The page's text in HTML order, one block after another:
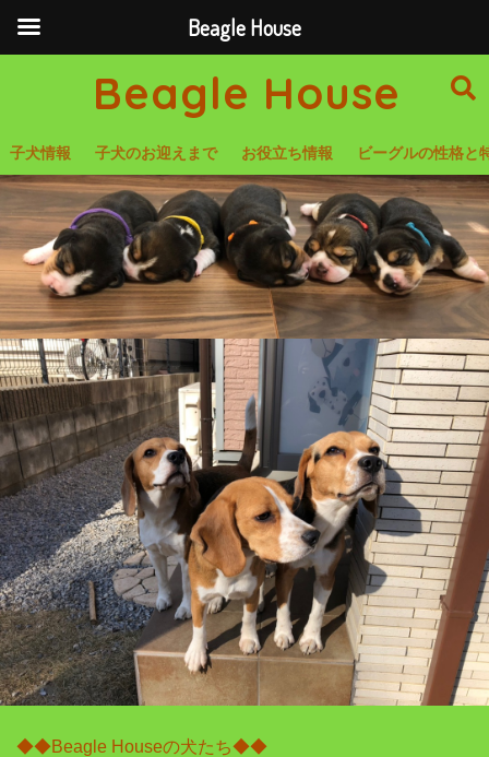
Beagle House
子犬情報 子犬のお迎えまで お役立ち情報 ビーグルの性格と
◆◆Beagle Houseの犬たち◆◆
Beagle House